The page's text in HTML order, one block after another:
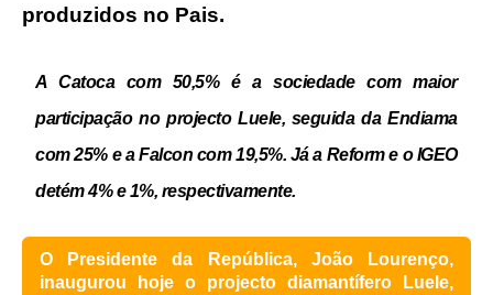
produzidos no Pais.
A Catoca com 50,5% é a sociedade com maior
participação no projecto Luele, seguida da Endiama
com 25% e a Falcon com 19,5%. Já a Reform e o IGEO
detém 4% e 1%, respectivamente.
O Presidente da República, João Lourenço,
inaugurou hoje o projecto diamantífero Luele,